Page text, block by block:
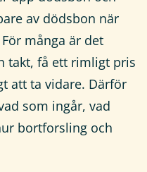
av dödsbon när
många är det
takt, få ett rimligt pris
att ta vidare. Därför
som ingår, vad
bortforsling och